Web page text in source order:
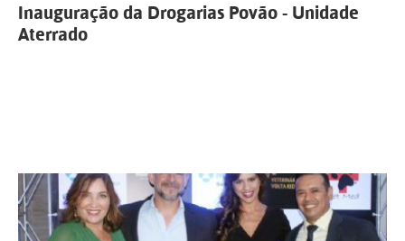
Inauguração da Drogarias Povão - Unidade
Aterrado